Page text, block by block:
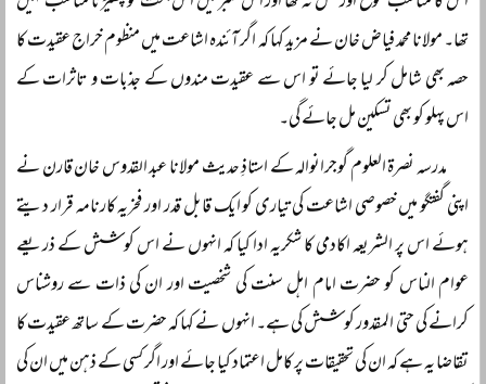
تھا۔ مولانا محمد فیاض خان نے مزید کہا کہ اگر آئندہ اشاعت میں منظوم خراج عقیدت کا
حصہ بھی شامل کر لیا جائے تو اس سے عقیدت مندوں کے جذبات و تاثرات کے
اس پہلو کو بھی تسکین مل جائے گی۔
مدرسہ نصرۃ العلوم گوجرانوالہ کے استاذِ حدیث مولانا عبد القدوس خان قارن نے
اپنی گفتگو میں خصوصی اشاعت کی تیاری کو ایک قابل قدر اور فخریہ کارنامہ قرار دیتے
ہوئے اس پر الشریعہ اکادمی کا شکریہ ادا کیا کہ انہوں نے اس کوشش کے ذریعے
عوام الناس کو حضرت امام اہل سنت کی شخصیت اور ان کی ذات سے روشناس
کرانے کی حتی المقدور کوشش کی ہے۔ انہوں نے کہا کہ حضرت کے ساتھ عقیدت کا
تقاضا یہ ہے کہ ان کی تحقیقات پر کامل اعتماد کیا جائے اور اگر کسی کے ذہن میں ان کی